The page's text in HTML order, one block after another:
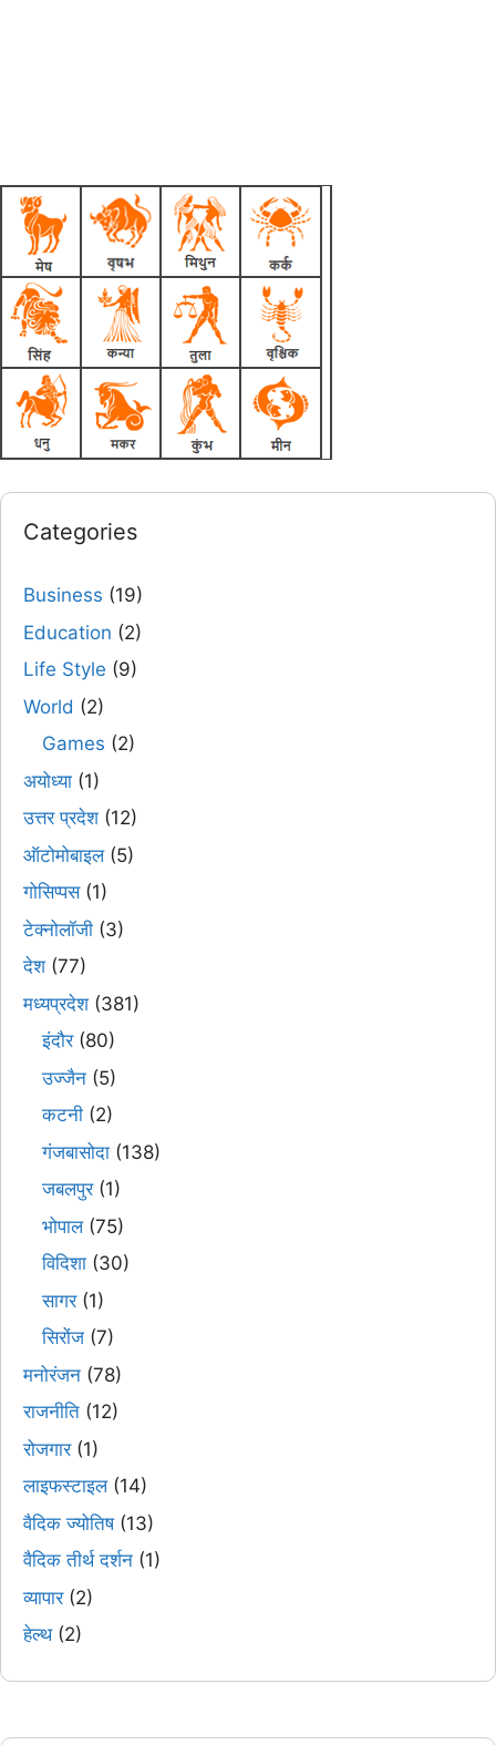
Categories
Business (19)
Education (2)
Life Style (9)
World (2)
Games (2)
अयोध्या (1)
उत्तर प्रदेश(12)
ऑटोमोबाइल(5)
गोसिप्पस(1)
टेक्नोलॉजी (3)
देश(77)
मध्यप्रदेश(381)
इंदौर(80)
उज्जैन (5)
कटनी (2)
गंजबासोदा (138)
जबलपुर(1)
भोपाल(75)
विदिशा (30)
सागर(1)
सिरोंज (7)
मनोरंजन (78)
राजनीति (12)
रोजगार(1)
लाइफस्टाइल(14)
वैदिक ज्योतिष(13)
वैदिक तीर्थ दर्शन (1)
व्यापार(2)
हेल्थ(2)